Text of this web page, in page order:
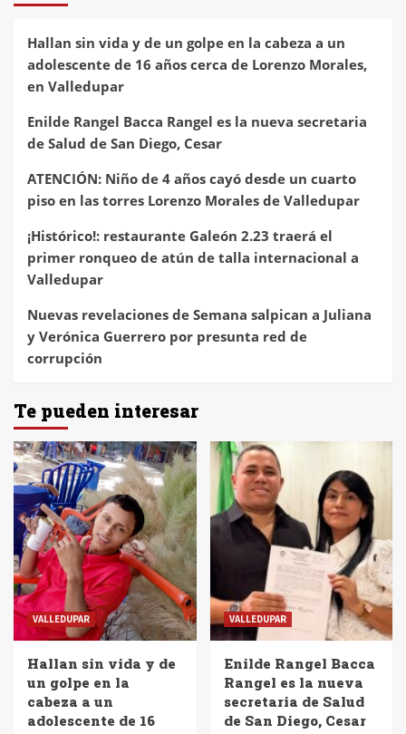
Hallan sin vida y de un golpe en la cabeza a un
adolescente de 16 años cerca de Lorenzo Morales,
en Valledupar
Enilde Rangel Bacca Rangel es la nueva secretaria
de Salud de San Diego, Cesar
ATENCIÓN: Niño de 4 años cayó desde un cuarto
piso en las torres Lorenzo Morales de Valledupar
¡Histórico!: restaurante Galeón 2.23 traerá el
primer ronqueo de atún de talla internacional a
Valledupar
Nuevas revelaciones de Semana salpican a Juliana
y Verónica Guerrero por presunta red de
corrupción
Te pueden interesar
VALLEDUPAR
Hallan sin vida y de
un golpe en la
cabeza a un
adolescente de 16
VALLEDUPAR
Enilde Rangel Bacca
Rangel es la nueva
secretaria de Salud
de San Diego, Cesar